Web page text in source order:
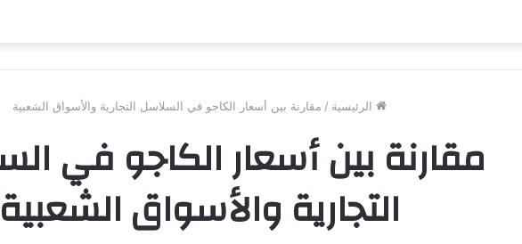
الرئيسية / مقارنة بين أسعار الكاجو في السلاسل التجارية والأسواق الشعبية
مقارنة بين أسعار الكاجو في
التجارية والأسواق الشعبية